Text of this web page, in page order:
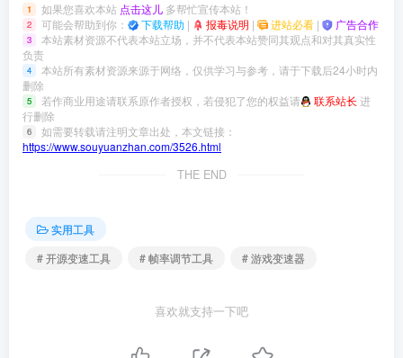
1 如果您喜欢本站 点击这儿 多帮忙宣传本站！
2 可能会帮助到你： 下载帮助 | 报毒说明 | 进站必看 | 广告合作
3
本站素材资源不代表本站立场，并不代表本站赞同其观点和对其真实性
负责
4
本站所有素材资源来源于网络，仅供学习与参考，请于下载后24小时内
删除
5 若作商业用途请联系原作者授权，若侵犯了您的权益请 联系站长 进
行删除
6
如需要转载请注明文章出处，本文链接：
https://www.souyuanzhan.com/3526.html
THE END
实用工具
# 开源变速工具
# 帧率调节工具 # 游戏变速器
喜欢就支持一下吧